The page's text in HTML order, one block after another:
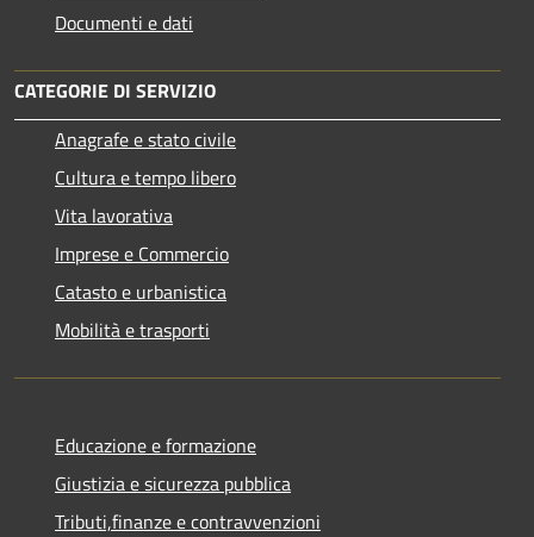
Documenti e dati
CATEGORIE DI SERVIZIO
Anagrafe e stato civile
Cultura e tempo libero
Vita lavorativa
Imprese e Commercio
Catasto e urbanistica
Mobilità e trasporti
Educazione e formazione
Giustizia e sicurezza pubblica
Tributi,finanze e contravvenzioni